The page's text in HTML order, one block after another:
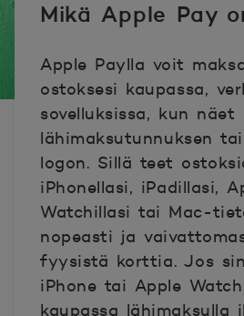
Mikä Apple Pay
Apple Paylla voit
ostoksesi kaupassa,
sovelluksissa, kun näet
lähimaksutunnuksen
logon. Sillä teet
iPhonellasi, iPadillasi,
Watchillasi tai Mac-
nopeasti ja
fyysistä korttia. Jos
iPhone tai Apple
kaupassa lähimaksulla